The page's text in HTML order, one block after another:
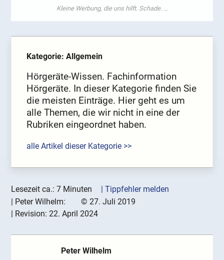
Kategorie: Allgemein
Hörgeräte-Wissen. Fachinformation
Hörgeräte. In dieser Kategorie finden Sie
die meisten Einträge. Hier geht es um
alle Themen, die wir nicht in eine der
Rubriken eingeordnet haben.
alle Artikel dieser Kategorie >>
Lesezeit ca.: 7 Minuten
| Tippfehler melden
| Peter Wilhelm: © 27. Juli 2019
| Revision:22. April 2024
Peter Wilhelm